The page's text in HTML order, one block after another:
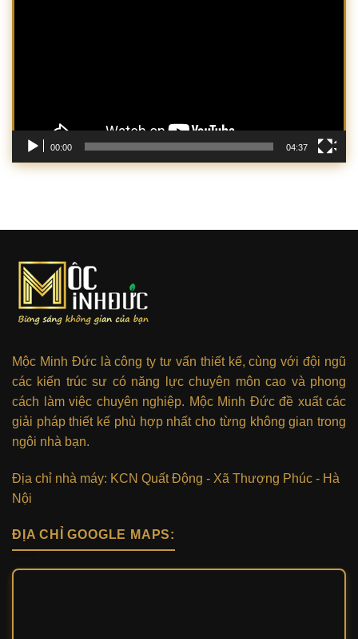
00:00 04:37
Mộc Minh Đức là công ty tư vấn thiết kế, cùng với đội ngũ
các kiến trúc sư có năng lực chuyên môn cao và phong
cách làm việc chuyên nghiệp. Mộc Minh Đức đề xuất các
giải pháp thiết kế phù hợp nhất cho từng không gian trong
ngôi nhà bạn.
Địa chỉ nhà máy: KCN Quất Động - Xã Thượng Phúc - Hà
Nội
ĐỊA CHỈ GOOGLE MAPS: